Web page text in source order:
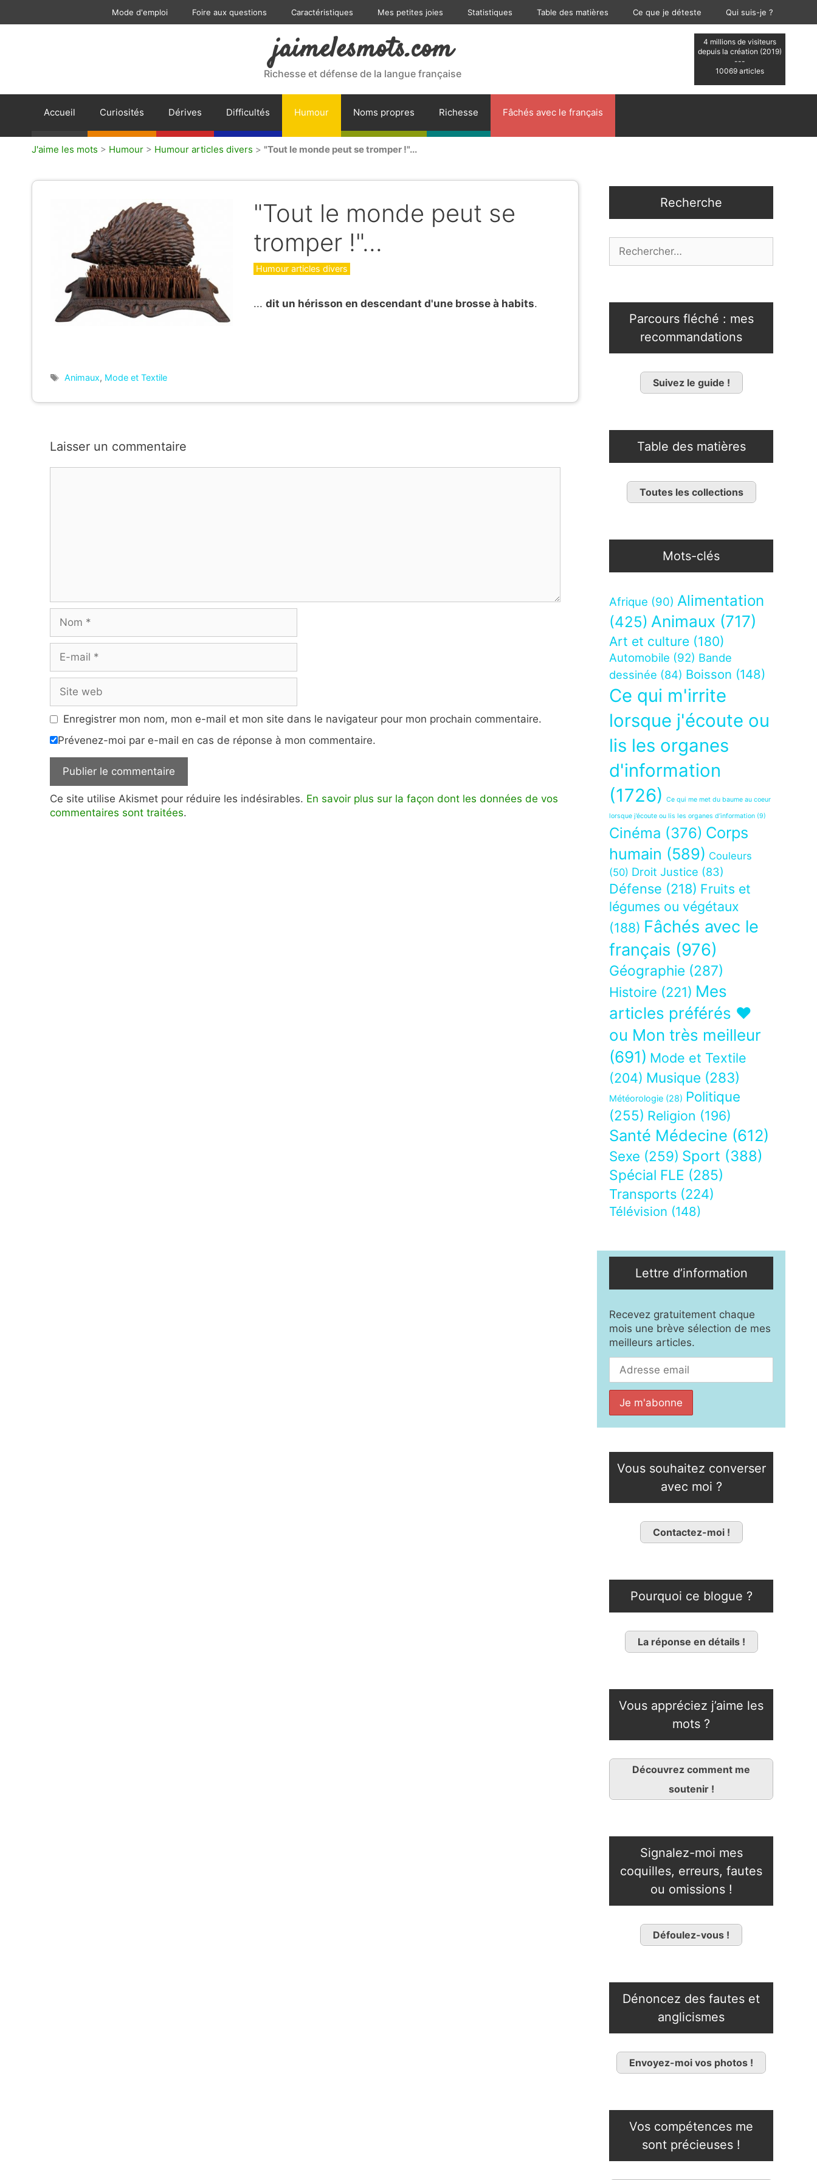
Mode d'emploi Foire aux questions Caractéristiques Mes petites joies Statistiques Table des matières Ce que je déteste Qui suis-je ?
4 millions de visiteurs
depuis la création (2019)
---
10069 articles
jaimelesmots.com
Richesse et défense de la langue française
Accueil Curiosités Dérives Difficultés Humour Noms propres Richesse Fâchés avec le français
J'aime les mots > Humour > Humour articles divers > "Tout le monde peut se tromper !"...
"Tout le monde peut se
tromper !"...
Catégories
Humour articles divers
... dit un hérisson en descendant d'une brosse à habits.
Étiquettes
Animaux, Mode et Textile
Laisser un commentaire
mail
web
Enregistrer mon nom, mon e-mail et mon site dans le navigateur pour mon prochain commentaire.
Prévenez-moi par e-mail en cas de réponse à mon commentaire.
Ce site utilise Akismet pour réduire les indésirables. En savoir plus sur la façon dont les données de vos
commentaires sont traitées.
Recherche
Parcours fléché : mes
recommandations
Suivez le guide !
Table des matières
Toutes les collections
Mots-clés
Afrique (90) Alimentation
(425) Animaux (717)
Art et culture (180)
Automobile (92) Bande
dessinée (84) Boisson (148)
Ce qui m'irrite
lorsque j'écoute ou
lis les organes
d'information
(1726)
Ce qui me met du baume au coeur
lorsque j’écoute ou lis les organes d’information (9)
Cinéma (376) Corps
humain (589) Couleurs
(50) Droit Justice (83)
Défense (218) Fruits et
légumes ou végétaux
(188) Fâchés avec le
français (976)
Géographie (287)
Histoire (221) Mes
articles préférés ❤
ou Mon très meilleur
(691) Mode et Textile
(204) Musique (283)
Météorologie (28) Politique
(255) Religion (196)
Santé Médecine (612)
Sexe (259) Sport (388)
Spécial FLE (285)
Transports (224)
Télévision (148)
Lettre d’information
Recevez gratuitement chaque
mois une brève sélection de mes
meilleurs articles.
Vous souhaitez converser
avec moi ?
Contactez-moi !
Pourquoi ce blogue ?
La réponse en détails !
Vous appréciez j’aime les
mots ?
Découvrez comment me
soutenir !
Signalez-moi mes
coquilles, erreurs, fautes
ou omissions !
Défoulez-vous !
Dénoncez des fautes et
anglicismes
Envoyez-moi vos photos !
Vos compétences me
sont précieuses !